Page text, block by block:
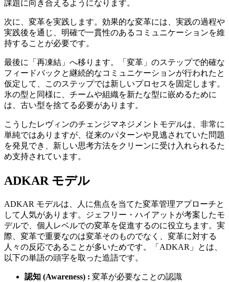
課題に向き合えるようになります。
次に、変革を実践します。効果的な変革には、実践の過程や
実践後を通じ、明確で一貫性のあるコミュニケーションを維
持することが必要です。
最後に「再凍結」へ移ります。「変革」のステップで的確な
フィードバックと継続的なコミュニケーションが行われたと
仮定して、このステップでは新しいプロセスを固定します。
氷の型と同様に、チームや組織を新たな型に嵌めるために
は、古い型を捨てる必要があります。
こうしたレヴィンのチェンジマネジメントモデルは、非常に
単純ではありますが、従来のパターンや見逃されていた問題
を発見でき、新しい思考方法をクリーンに受け入れられるた
め支持されています。
ADKAR モデル
ADKAR モデルは、人に焦点を当てた変革管理アプローチと
して人気があります。ジェフリー・ハイアットが考案したモ
デルで、個人レベルでの変革を促進するのに役立ちます。実
際、変革で重要なのは変革そのものでなく、変革に対する
人々の反応であることが多いためです。「ADKAR」とは、
以下の単語の頭字を取った造語です。
認知 (Awareness) : 変革が必要なことの認識